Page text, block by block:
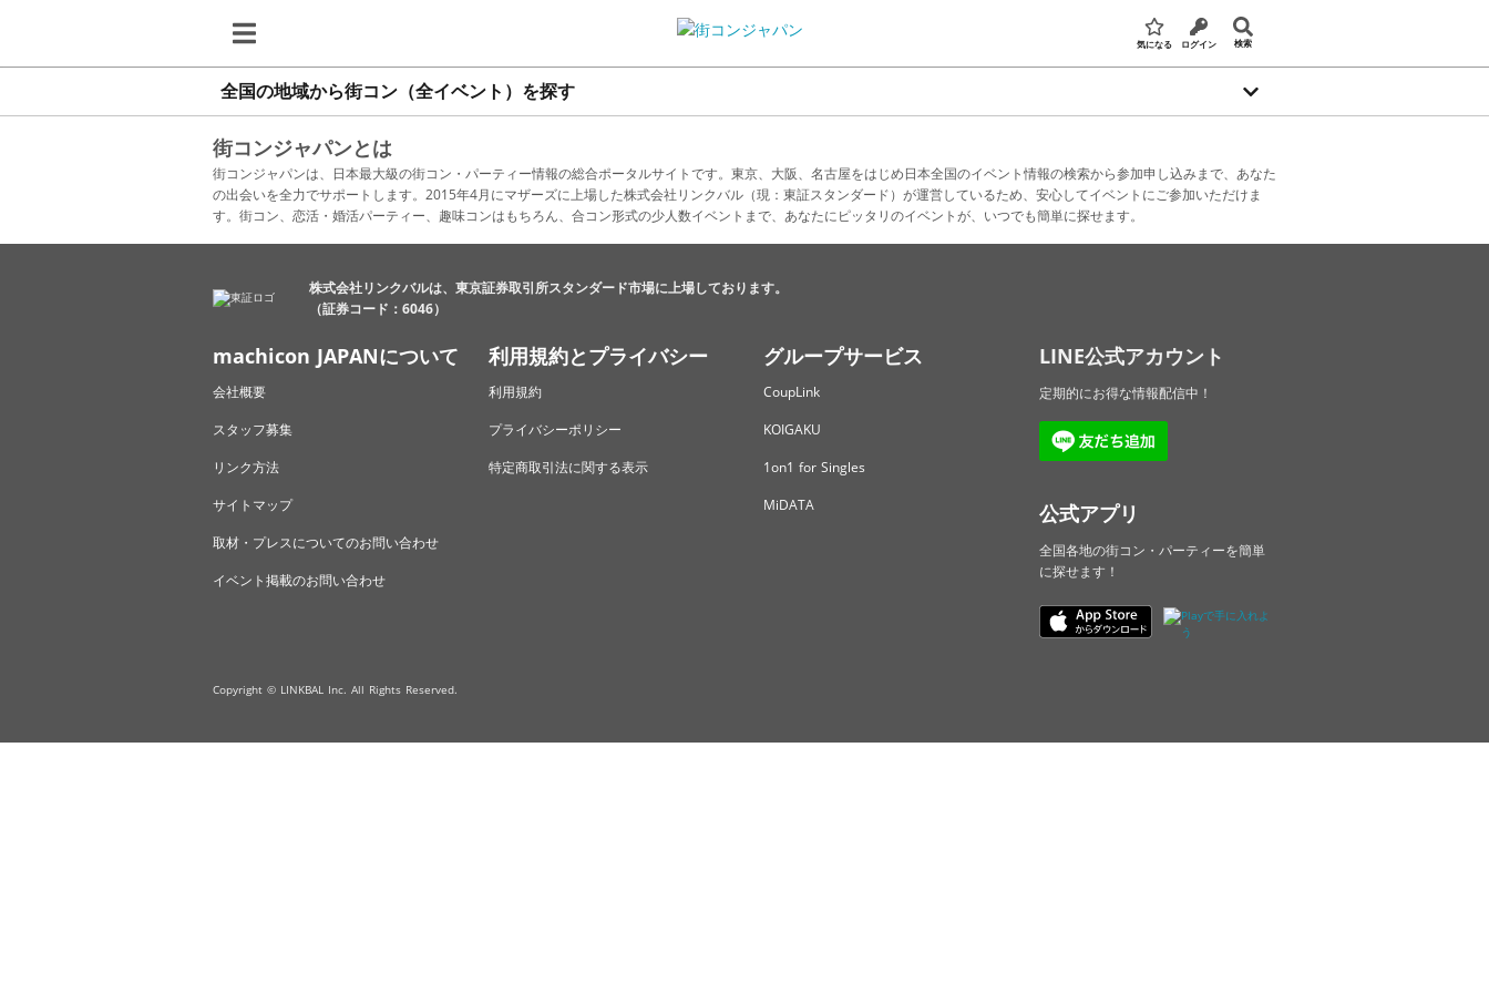
気になる ログイン 検索
全国の地域から街コン（全イベント）を探す
街コンジャパンとは
街コンジャパンは、日本最大級の街コン・パーティー情報の総合ポータルサイトです。東京、大阪、名古屋をはじめ日本全国のイベント情報の検索から参加申し込みまで、あなた
の出会いを全力でサポートします。2015年4月にマザーズに上場した株式会社リンクバル（現：東証スタンダード）が運営しているため、安心してイベントにご参加いただけま
す。街コン、恋活・婚活パーティー、趣味コンはもちろん、合コン形式の少人数イベントまで、あなたにピッタリのイベントが、いつでも簡単に探せます。
株式会社リンクバルは、東京証券取引所スタンダード市場に上場しております。
（証券コード：6046）
machicon JAPANについて
会社概要
スタッフ募集
リンク方法
サイトマップ
取材・プレスについてのお問い合わせ
イベント掲載のお問い合わせ
利用規約とプライバシー
利用規約
プライバシーポリシー
特定商取引法に関する表示
グループサービス
CoupLink
KOIGAKU
1on1 for Singles
MiDATA
LINE公式アカウント
定期的にお得な情報配信中！
公式アプリ
全国各地の街コン・パーティーを簡単
に探せます！
Copyright © LINKBAL Inc. All Rights Reserved.